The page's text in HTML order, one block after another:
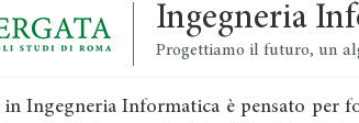
Ingegneria
Progettiamo il futuro, un
Ingegneria Informatica è pensato per